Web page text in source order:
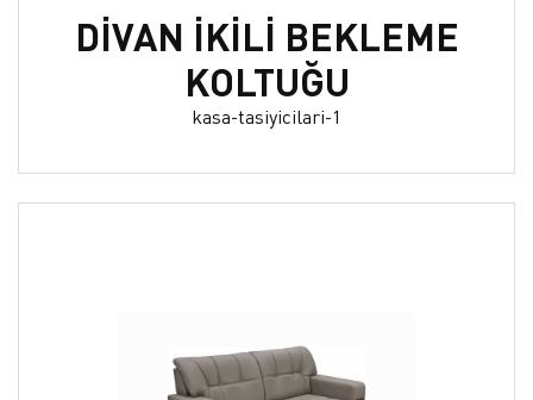
DİVAN İKİLİ BEKLEME
KOLTUĞU
kasa-tasiyicilari-1